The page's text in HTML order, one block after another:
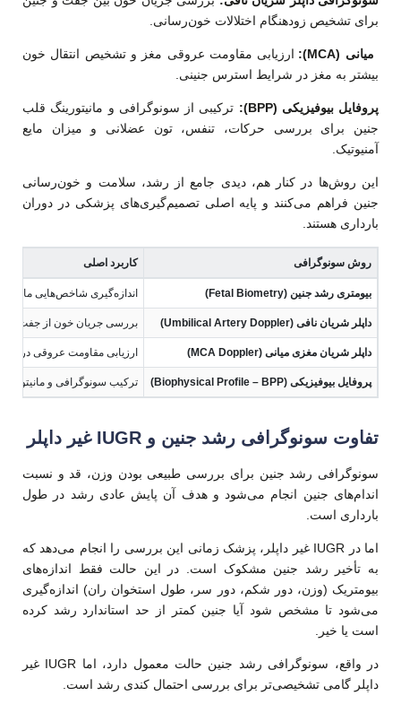
برای تشخیص زودهنگام اختلالات خون‌رسانی.
میانی (MCA
): ارزیابی مقاومت عروقی مغز و تشخیص انتقال خون
بیشتر به مغز در شرایط استرس جنینی.
پروفایل بیوفیزیکی (BPP
): ترکیبی از سونوگرافی و مانیتورینگ قلب
جنین برای بررسی حرکات، تنفس، تون عضلانی و میزان مایع
آمنیوتیک.
این روش‌ها در کنار هم، دیدی جامع از رشد، سلامت و خون‌رسانی
جنین فراهم می‌کنند و پایه اصلی تصمیم‌گیری‌های پزشکی در دوران
بارداری هستند.
روش سونوگرافی کاربرد اصلی
بیومتری رشد جنین (Fetal Biometry) اندازه‌گیری شاخص‌هایی
داپلر شریان نافی (Umbilical Artery Doppler) بررسی جریان خون از جفت به
داپلر شریان مغزی میانی (MCA Doppler) ارزیابی مقاومت عروقی در
پروفایل بیوفیزیکی (Biophysical Profile – BPP) ترکیب سونوگرافی و
تفاوت سونوگرافی رشد جنین و IUGR غیر داپلر
سونوگرافی رشد جنین برای بررسی طبیعی بودن وزن، قد و نسبت
اندام‌های جنین انجام می‌شود و هدف آن پایش عادی رشد در طول
بارداری است.
اما در IUGR غیر داپلر، پزشک زمانی این بررسی را انجام می‌دهد که
به تأخیر رشد جنین مشکوک است. در این حالت فقط اندازه‌های
بیومتریک (وزن، دور شکم، دور سر، طول استخوان ران) اندازه‌گیری
می‌شود تا مشخص شود آیا جنین کمتر از حد استاندارد رشد کرده
است یا خیر.
در واقع، سونوگرافی رشد جنین حالت معمول دارد، اما IUGR غیر
داپلر گامی تشخیصی‌تر برای بررسی احتمال کندی رشد است.